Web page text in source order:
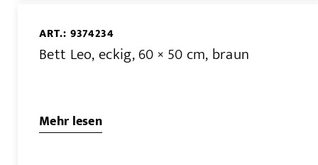
ART.: 9374234
Bett Leo, eckig, 60 × 50 cm, braun
Mehr lesen